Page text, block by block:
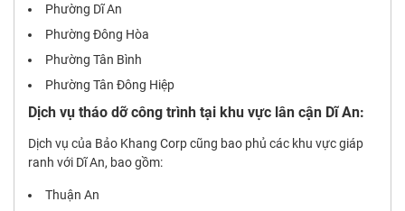
Phường Dĩ An
Phường Đông Hòa
Phường Tân Bình
Phường Tân Đông Hiệp
Dịch vụ tháo dỡ công trình tại khu vực lân cận Dĩ An:
Dịch vụ của Bảo Khang Corp cũng bao phủ các khu vực giáp
ranh với Dĩ An, bao gồm:
Thuận An